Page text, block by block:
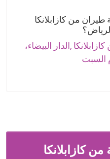
من كازابلانكا
,الدار البيضاء،
السبت
كازابلانكا